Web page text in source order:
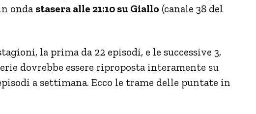
onda stasera alle 21:10 su Giallo (canale 38 del
la prima da 22 episodi, e le successive 3,
dovrebbe essere riproposta interamente su
a settimana. Ecco le trame delle puntate in